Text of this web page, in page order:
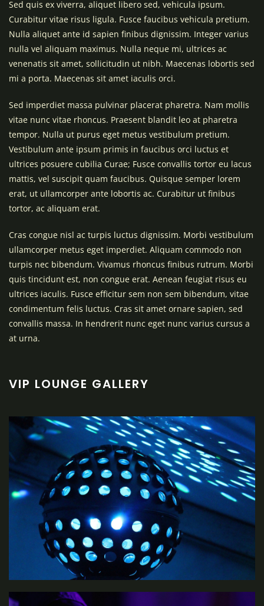
Sed quis ex viverra, aliquet libero sed, vehicula ipsum.
Curabitur vitae risus ligula. Fusce faucibus vehicula pretium.
Nulla aliquet ante id sapien finibus dignissim. Integer varius
nulla vel aliquam maximus. Nulla neque mi, ultrices ac
venenatis sit amet, sollicitudin ut nibh. Maecenas lobortis sed
mi a porta. Maecenas sit amet iaculis orci.
Sed imperdiet massa pulvinar placerat pharetra. Nam mollis
vitae nunc vitae rhoncus. Praesent blandit leo at pharetra
tempor. Nulla ut purus eget metus vestibulum pretium.
Vestibulum ante ipsum primis in faucibus orci luctus et
ultrices posuere cubilia Curae; Fusce convallis tortor eu lacus
mattis, vel suscipit quam faucibus. Quisque semper lorem
erat, ut ullamcorper ante lobortis ac. Curabitur ut finibus
tortor, ac aliquam erat.
Cras congue nisl ac turpis luctus dignissim. Morbi vestibulum
ullamcorper metus eget imperdiet. Aliquam commodo non
turpis nec bibendum. Vivamus rhoncus finibus rutrum. Morbi
quis tincidunt est, non congue erat. Aenean feugiat risus eu
ultrices iaculis. Fusce efficitur sem non sem bibendum, vitae
condimentum felis luctus. Cras sit amet ornare sapien, sed
convallis massa. In hendrerit nunc eget nunc varius cursus a
at urna.
VIP LOUNGE GALLERY